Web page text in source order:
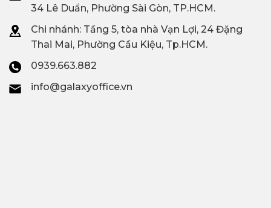
34 Lê Duẩn, Phường Sài Gòn, TP.HCM.
Chi nhánh: Tầng 5, tòa nhà Vạn Lợi, 24 Đặng
Thai Mai, Phường Cầu Kiệu, Tp.HCM.
0939.663.882
info@galaxyoffice.vn